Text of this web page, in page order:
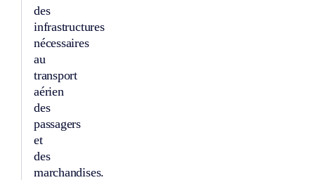
des
infrastructures
nécessaires
au
transport
aérien
des
passagers
et
des
marchandises.